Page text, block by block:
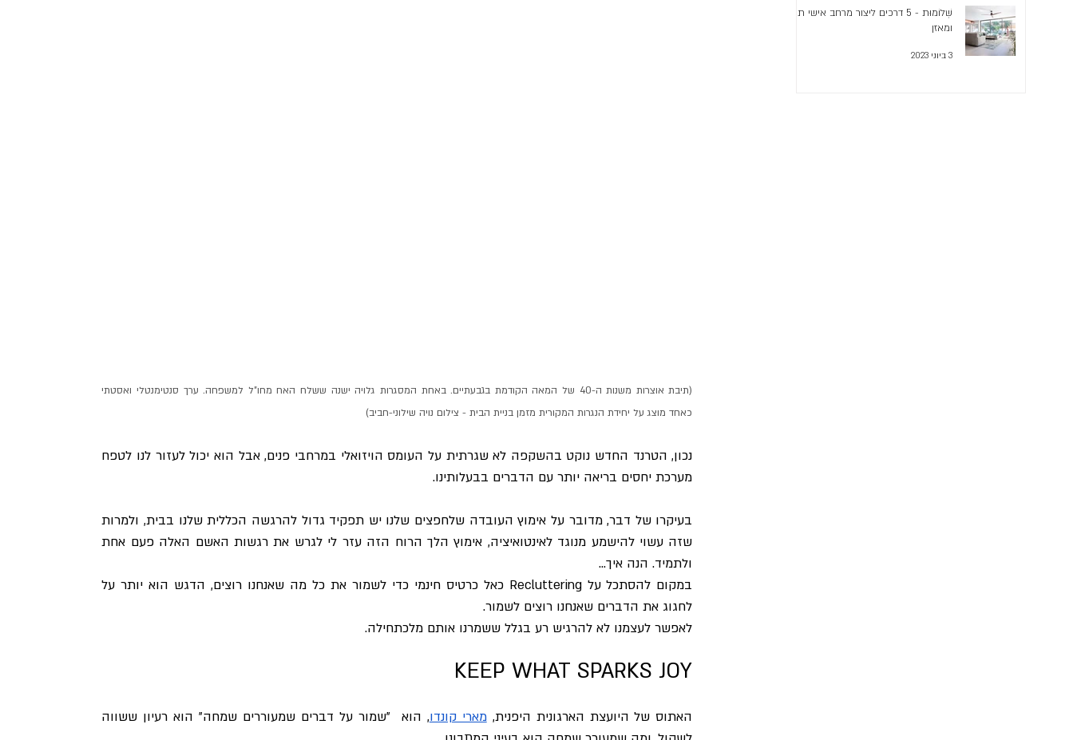
(תיבת אוצרות משנות ה-40 של המאה הקודמת בגבעתיים. באחת המסגרות גלויה ישנה ששלח האח מחו"ל למשפחה. ערך סנטימנטלי ואסטתי
כאחד מוצג על יחידת הנגרות המקורית מזמן בניית הבית - צילום נויה שילוני-חביב)
מערכת יחסים בריאה יותר עם הדברים בבעלותינו.
בעיקרו של דבר, מדובר על אימוץ העובדה שלחפצים שלנו יש תפקיד גדול להרגשה הכללית שלנו בבית, ולמרות
שזה עשוי להישמע מנוגד לאינטואיציה, אימוץ הלך הרוח הזה עזר לי לגרש את רגשות האשם האלה פעם אחת
ולתמיד. הנה איך...
במקום להסתכל על Recluttering כאל כרטיס חינמי כדי לשמור את כל מה שאנחנו רוצים, הדגש הוא יותר על
לחגוג את הדברים שאנחנו רוצים לשמור.
לאפשר לעצמנו לא להרגיש רע בגלל ששמרנו אותם מלכתחילה.
KEEP WHAT SPARKS JOY
האתוס של היועצת הארגונית היפנית, מארי קונדו
שְׁלוֹמוּת - 5 דרכים ליצור מרחב אישי תומך
ומאזן
3 ביוני 2023